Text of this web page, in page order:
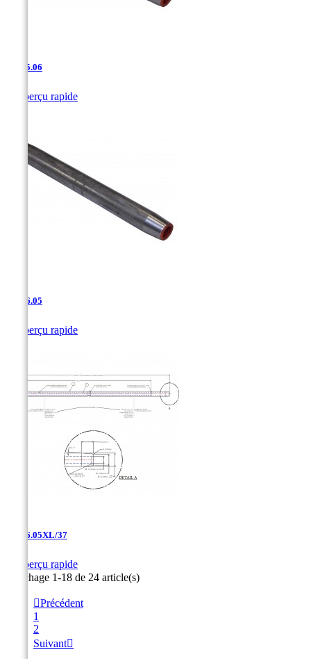
JAC-5.06
Aperçu rapide
JAC-6.05
Aperçu rapide
JAC-6.05XL/37
Aperçu rapide
Affichage 1-18 de 24 article(s)
Précédent
1
2
Suivant